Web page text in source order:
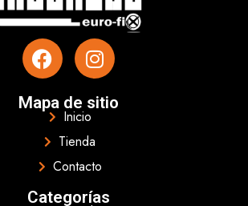
Mapa de sitio
Inicio
Tienda
Contacto
Categorías